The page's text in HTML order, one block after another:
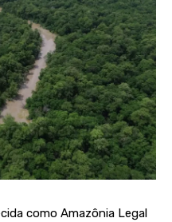
como Amazônia Legal